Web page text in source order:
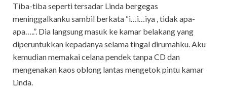
Tiba-tiba seperti tersadar Linda bergegas
meninggalkanku sambil berkata “i…i…iya , tidak apa-
apa…..”. Dia langsung masuk ke kamar belakang yang
diperuntukkan kepadanya selama tingal dirumahku. Aku
kemudian memakai celana pendek tanpa CD dan
mengenakan kaos oblong lantas mengetok pintu kamar
Linda.